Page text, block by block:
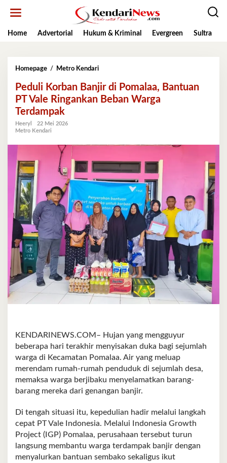
Home
Advertorial Hukum & Kriminal Evergreen Sultra
Homepage / Metro KendariPeduli
Banjir
di
Pomalaa,
Warga
Terdampak
Peduli Korban Banjir di Pomalaa, Bantuan
PT Vale Ringankan Beban Warga
Terdampak
Heeryl
22 Mei 2026
Metro Kendari
KENDARINEWS.COM– Hujan yang mengguyur
beberapa hari terakhir menyisakan duka bagi sejumlah
warga di Kecamatan Pomalaa. Air yang meluap
merendam rumah-rumah penduduk di sejumlah desa,
memaksa warga berjibaku menyelamatkan barang-
barang mereka dari genangan banjir.
Di tengah situasi itu, kepedulian hadir melalui langkah
cepat PT Vale Indonesia. Melalui Indonesia Growth
Project (IGP) Pomalaa, perusahaan tersebut turun
langsung membantu warga terdampak banjir dengan
menyalurkan bantuan sembako sekaligus ikut